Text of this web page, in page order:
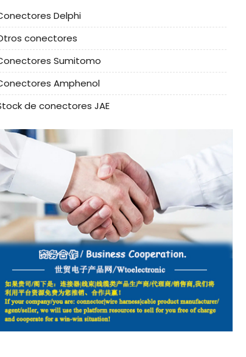
Delphi
conectores
Sumitomo
Amphenol
de conectores JAE